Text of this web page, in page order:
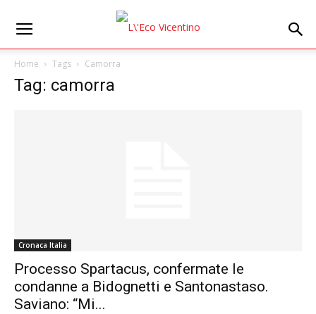
Home Tags Camorra
Tag: camorra
Cronaca Italia
Processo Spartacus, confermate le
condanne a Bidognetti e Santonastaso.
Saviano: “Mi...